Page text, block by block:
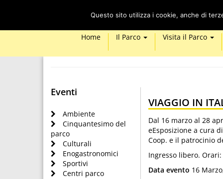
Home Il Parco Visita il Parco
Eventi
Ambiente
Cinquantesimo del
parco
Culturali
Enogastronomici
Sportivi
Centri parco
VIAGGIO IN
Dal 16 marzo al 28
eEsposizione a cura
Coop. e il patrocinio
Ingresso libero.
Data evento 16
Questo sito utilizza i cookie, anche di